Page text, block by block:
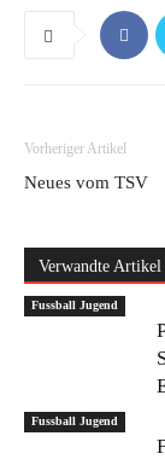
Vorheriger Artikel
Neues vom TSV
Verwandte Artikel
Fussball Jugend
Fussball Jugend